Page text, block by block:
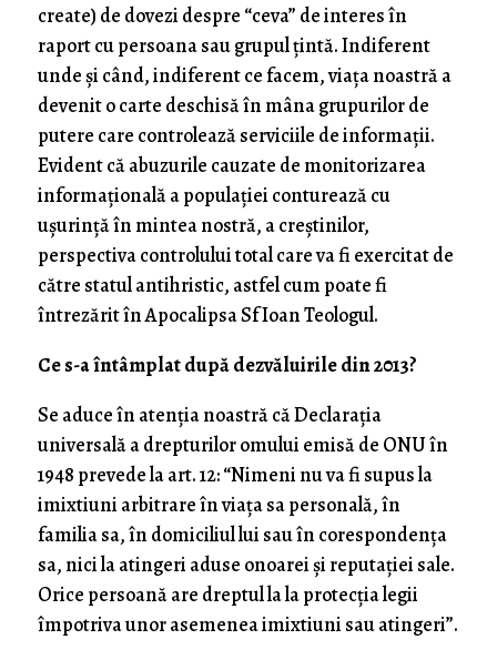
create) de dovezi despre “ceva” de interes în
raport cu persoana sau grupul țintă. Indiferent
unde și când, indiferent ce facem, viața noastră a
devenit o carte deschisă în mâna grupurilor de
putere care controlează serviciile de informații.
Evident că abuzurile cauzate de monitorizarea
informațională a populației conturează cu
ușurință în mintea nostră, a creștinilor,
perspectiva controlului total care va fi exercitat de
către statul antihristic, astfel cum poate fi
întrezărit în Apocalipsa Sf Ioan Teologul.
Ce s-a întâmplat după dezvăluirile din 2013?
Se aduce în atenția noastră că Declarația
universală a drepturilor omului emisă de ONU în
1948 prevede la art. 12: “Nimeni nu va fi supus la
imixtiuni arbitrare în viața sa personală, în
familia sa, în domiciliul lui sau în corespondența
sa, nici la atingeri aduse onoarei și reputației sale.
Orice persoană are dreptul la la protecția legii
împotriva unor asemenea imixtiuni sau atingeri”.